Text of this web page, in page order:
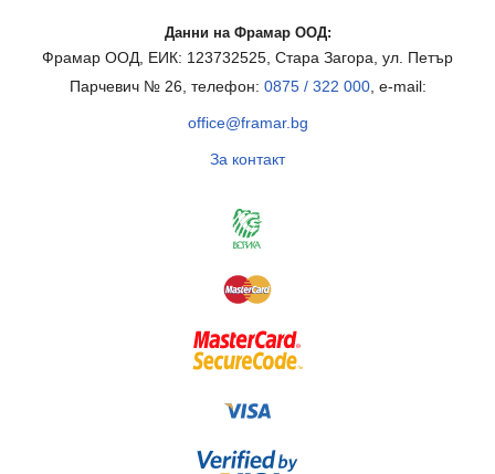
Данни на Фрамар ООД:
Фрамар ООД, ЕИК: 123732525, Стара Загора, ул. Петър
Парчевич № 26, телефон: 0875 / 322 000, e-mail:
office@framar.bg
За контакт